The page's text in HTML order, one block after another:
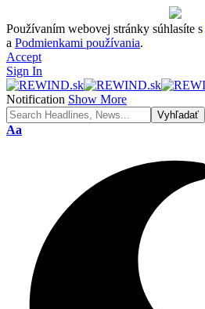
Používaním webovej stránky súhlasíte s
a Podmienkami používania.
Accept
Sign In
Notification Show More
Font
Aa